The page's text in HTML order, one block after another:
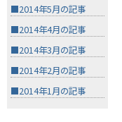
■2014年5月の記事
■2014年4月の記事
■2014年3月の記事
■2014年2月の記事
■2014年1月の記事